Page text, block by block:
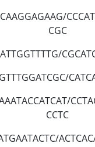
CGC
CCTC